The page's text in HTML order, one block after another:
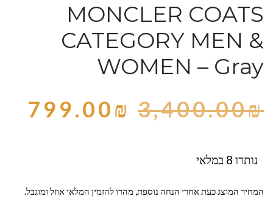
MONCLER COATS
CATEGORY MEN &
WOMEN – Gray
3,400.00₪
799.00₪
נותרו 8 במלאי
המחיר המוצג כעת אחרי הנחה נוספת, מהרו להזמין המלאי אוזל ומוגבל.